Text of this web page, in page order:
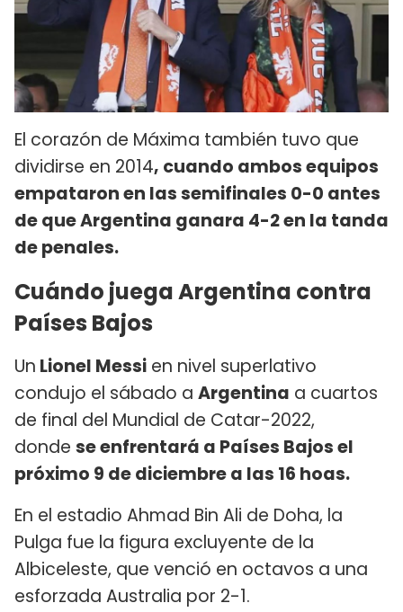
El corazón de Máxima también tuvo que
dividirse en 2014, cuando ambos equipos
empataron en las semifinales 0-0 antes
de que Argentina ganara 4-2 en la tanda
de penales.
Cuándo juega Argentina contra
Países Bajos
Un Lionel Messi en nivel superlativo
condujo el sábado a Argentina a cuartos
de final del Mundial de Catar-2022,
donde se enfrentará a Países Bajos el
próximo 9 de diciembre a las 16 hoas.
En el estadio Ahmad Bin Ali de Doha, la
Pulga fue la figura excluyente de la
Albiceleste, que venció en octavos a una
esforzada Australia por 2-1.